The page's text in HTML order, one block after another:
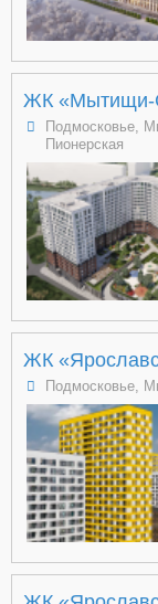
ЖК «Мытищи-
Подмосковье,
Пионерская
ЖК
Подмосковье,